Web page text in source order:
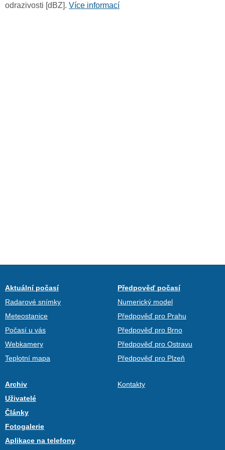
odrazivosti [dBZ]. Více informací
Aktuální počasí
Radarové snímky
Meteostanice
Počasí u vás
Webkamery
Teplotní mapa
Předpověď počasí
Numerický model
Předpověď pro Prahu
Předpověď pro Brno
Předpověď pro Ostravu
Předpověď pro Plzeň
Archiv
Uživatelé
Články
Fotogalerie
Aplikace na telefony
Kontakty